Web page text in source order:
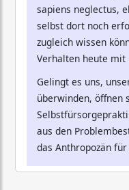
sapiens neglectus,
selbst dort noch
zugleich wissen
Verhalten heute mit
Gelingt es uns,
überwinden, öffnen
aus den
das Anthropozän